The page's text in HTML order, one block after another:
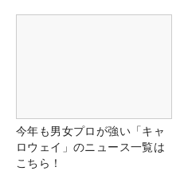
今年も男女プロが強い「キャ
ロウェイ」のニュース一覧は
こちら！